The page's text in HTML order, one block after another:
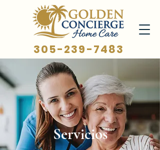
305-239-7483
Servicios